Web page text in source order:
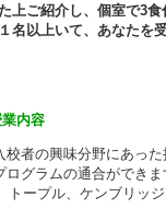
上ご紹介し、個室で3
名以上いて、あなた
内容
者の興味分野にあっ
ログラムの通合ができ
トープル、ケンブリッ